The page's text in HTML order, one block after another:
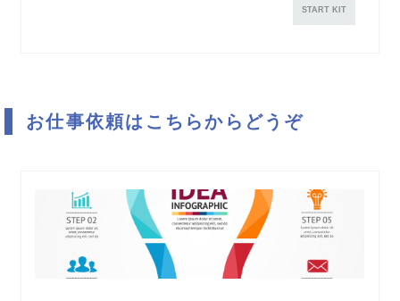
START KIT
お仕事依頼はこちらからどうぞ